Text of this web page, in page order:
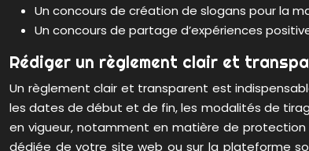
Un concours de création de slogans pour la
Un concours de partage d’expériences
Rédiger un règlement clair et
Un règlement clair et transparent est
les dates de début et de fin, les modalités de
en vigueur, notamment en matière de
dédiée de votre site web ou sur la plateforme